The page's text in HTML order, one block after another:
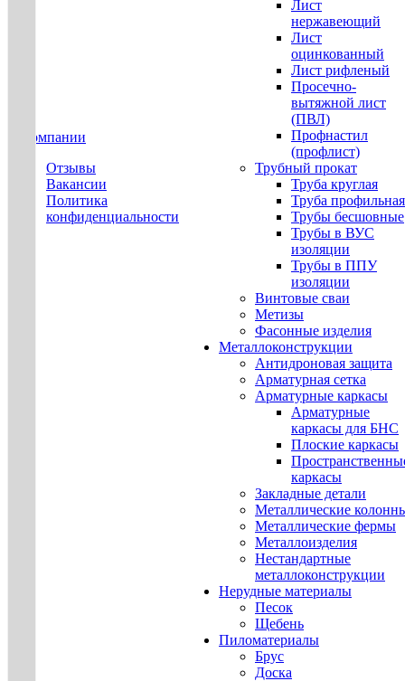
О компании
Отзывы
Вакансии
Политика
конфиденциальности
Лист
нержавеющий
Лист
оцинкованный
Лист рифленый
Просечно-
вытяжной лист
(ПВЛ)
Профнастил
(профлист)
Трубный прокат
Труба круглая
Труба профильная
Трубы бесшовные
Трубы в ВУС
изоляции
Трубы в ППУ
изоляции
Винтовые сваи
Метизы
Фасонные изделия
Металлоконструкции
Антидроновая защита
Арматурная сетка
Арматурные каркасы
Арматурные
каркасы для БНС
Плоские каркасы
каркасы
Закладные детали
Металлические
Металлические фермы
Металлоизделия
Нестандартные
металлоконструкции
Нерудные материалы
Песок
Щебень
Пиломатериалы
Брус
Доска